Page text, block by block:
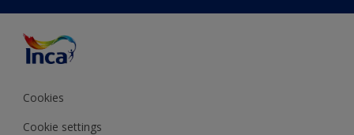
Cookies
Cookie settings